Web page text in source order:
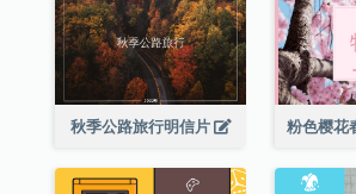
秋季公路旅行明信片